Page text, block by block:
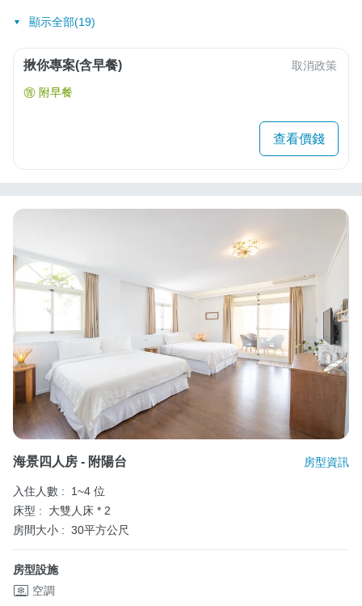
顯示全部(19)
揪你專案(含早餐) 取消政策
附早餐
查看價錢
海景四人房 - 附陽台 房型資訊
入住人數 :
1~4 位
床型 :
大雙人床 * 2
房間大小 : 30平方公尺
房型設施
空調